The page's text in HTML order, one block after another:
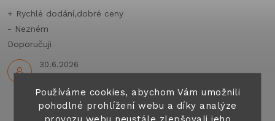
Používáme cookies, abychom Vám umožnili
pohodlné prohlížení webu a díky analýze
provozu webu neustále zlepšovali jeho
30.6.2026
+ Rychlé dodání,dobré ceny
- Nezném
Doporučuji